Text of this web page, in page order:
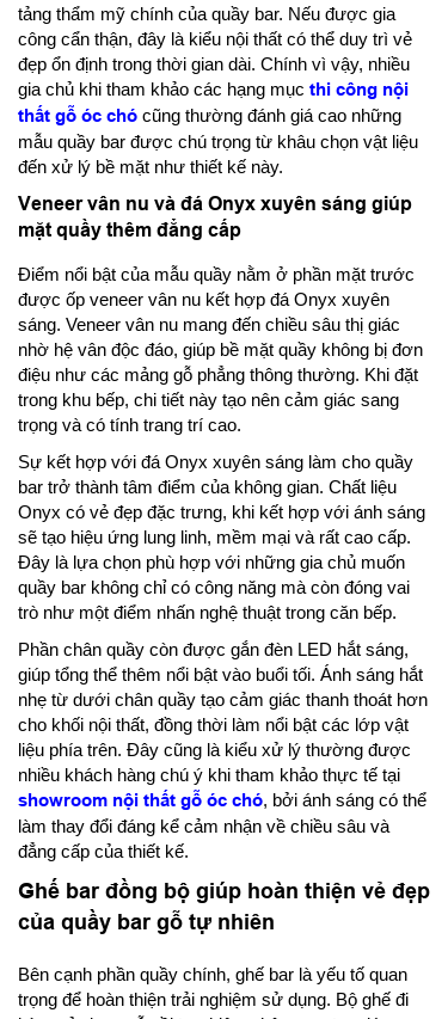
tảng thẩm mỹ chính của quầy bar. Nếu được gia
công cẩn thận, đây là kiểu nội thất có thể duy trì vẻ
đẹp ổn định trong thời gian dài. Chính vì vậy, nhiều
gia chủ khi tham khảo các hạng mục thi công nội
thất gỗ óc chó cũng thường đánh giá cao những
mẫu quầy bar được chú trọng từ khâu chọn vật liệu
đến xử lý bề mặt như thiết kế này.
Veneer vân nu và đá Onyx xuyên sáng giúp
mặt quầy thêm đẳng cấp
Điểm nổi bật của mẫu quầy nằm ở phần mặt trước
được ốp veneer vân nu kết hợp đá Onyx xuyên
sáng. Veneer vân nu mang đến chiều sâu thị giác
nhờ hệ vân độc đáo, giúp bề mặt quầy không bị đơn
điệu như các mảng gỗ phẳng thông thường. Khi đặt
trong khu bếp, chi tiết này tạo nên cảm giác sang
trọng và có tính trang trí cao.
Sự kết hợp với đá Onyx xuyên sáng làm cho quầy
bar trở thành tâm điểm của không gian. Chất liệu
Onyx có vẻ đẹp đặc trưng, khi kết hợp với ánh sáng
sẽ tạo hiệu ứng lung linh, mềm mại và rất cao cấp.
Đây là lựa chọn phù hợp với những gia chủ muốn
quầy bar không chỉ có công năng mà còn đóng vai
trò như một điểm nhấn nghệ thuật trong căn bếp.
Phần chân quầy còn được gắn đèn LED hắt sáng,
giúp tổng thể thêm nổi bật vào buổi tối. Ánh sáng hắt
nhẹ từ dưới chân quầy tạo cảm giác thanh thoát hơn
cho khối nội thất, đồng thời làm nổi bật các lớp vật
liệu phía trên. Đây cũng là kiểu xử lý thường được
nhiều khách hàng chú ý khi tham khảo thực tế tại
showroom nội thất gỗ óc chó, bởi ánh sáng có thể
làm thay đổi đáng kể cảm nhận về chiều sâu và
đẳng cấp của thiết kế.
Ghế bar đồng bộ giúp hoàn thiện vẻ đẹp
của quầy bar gỗ tự nhiên
Bên cạnh phần quầy chính, ghế bar là yếu tố quan
trọng để hoàn thiện trải nghiệm sử dụng. Bộ ghế đi